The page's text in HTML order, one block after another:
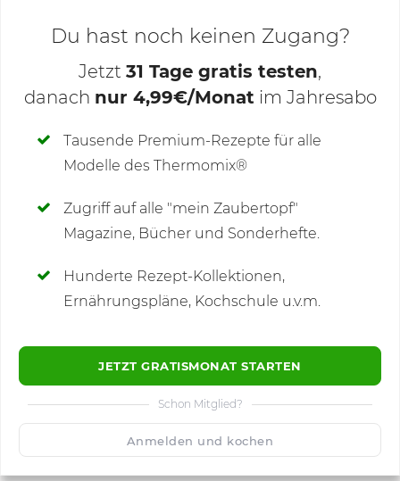
Deine Notizen
Du hast noch keinen Zugang?
Jetzt 31 Tage gratis testen,
danach nur 4,99€/Monat im Jahresabo
Tausende Premium-Rezepte für alle
Modelle des Thermomix®
Zugriff auf alle "mein Zaubertopf"
Magazine, Bücher und Sonderhefte.
Hunderte Rezept-Kollektionen,
Ernährungspläne, Kochschule u.v.m.
JETZT GRATISMONAT STARTEN
Schon Mitglied?
Anmelden und kochen
Kommentare(4)
🙂 Speichern